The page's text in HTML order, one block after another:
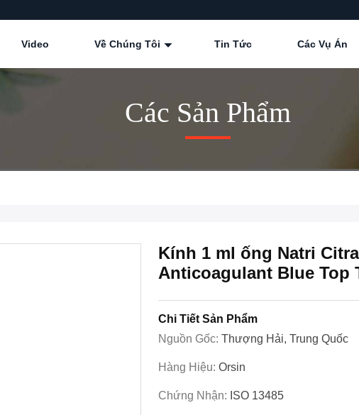
Video Về Chúng Tôi Tin Tức Các Vụ Án
Các Sản Phẩm
Kính 1 ml ống Natri
Anticoagulant Blue Top
Chi Tiết Sản Phẩm
Nguồn Gốc: Thượng Hải, Trung Quốc
Hàng Hiệu: Orsin
Chứng Nhận: ISO 13485